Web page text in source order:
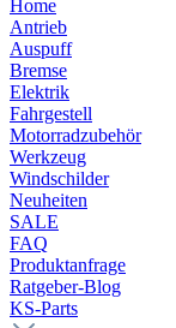
Home
Antrieb
Auspuff
Bremse
Elektrik
Fahrgestell
Motorradzubehör
Werkzeug
Windschilder
Neuheiten
SALE
FAQ
Produktanfrage
Ratgeber-Blog
KS-Parts